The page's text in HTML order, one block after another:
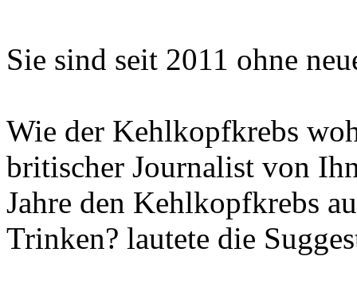
Sie sind seit 2011 ohne
Wie der Kehlkopfkrebs
britischer Journalist von
Jahre den Kehlkopfkrebs
Trinken? lautete die